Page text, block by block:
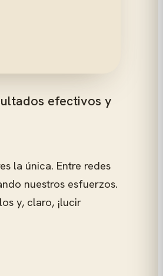
efectivos y
la única. Entre redes
nuestros esfuerzos.
y, claro, ¡lucir